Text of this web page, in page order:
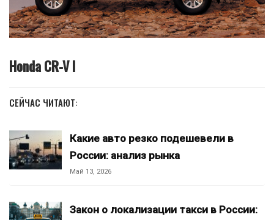
Honda CR-V I
СЕЙЧАС ЧИТАЮТ:
Какие авто резко подешевели в
России: анализ рынка
Май 13, 2026
Закон о локализации такси в России: